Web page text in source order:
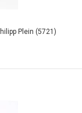
Plein (5721)